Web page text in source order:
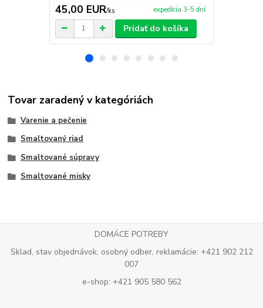
45,00 EUR/ks expedícia 3-5 dní
Pridať do košíka
Tovar zaradený v kategóriách
Varenie a pečenie
Smaltovaný riad
Smaltované súpravy
Smaltované misky
DOMÁCE POTREBY
Sklad, stav objednávok, osobný odber, reklamácie: +421 902 212
007
e-shop: +421 905 580 562